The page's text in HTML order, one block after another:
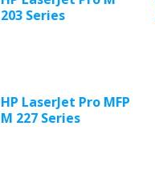
203 Series
HP LaserJet Pro MFP
M 227 Series